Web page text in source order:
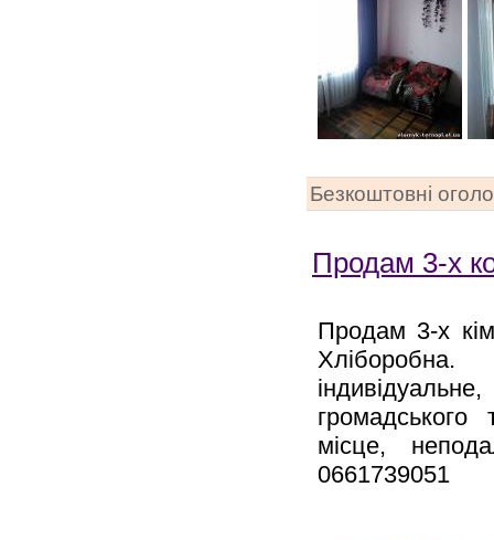
Безкоштовні
Продам 3-х
Продам 3-х
місце,
0661739051